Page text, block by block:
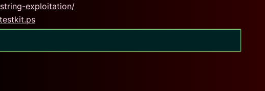
exploitation/